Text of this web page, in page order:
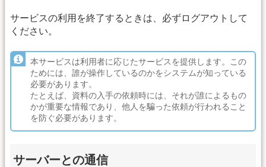
サービスの利用を終了するときは、必ずログアウトして
ください。
本サービスは利用者に応じたサービスを提供します。この
ためには、誰が操作しているのかをシステムが知っている
必要があります。
たとえば、資料の入手の依頼時には、それが誰によるもの
かが重要な情報であり、他人を騙った依頼が行われること
を防ぐ必要があります。
サーバーとの通信